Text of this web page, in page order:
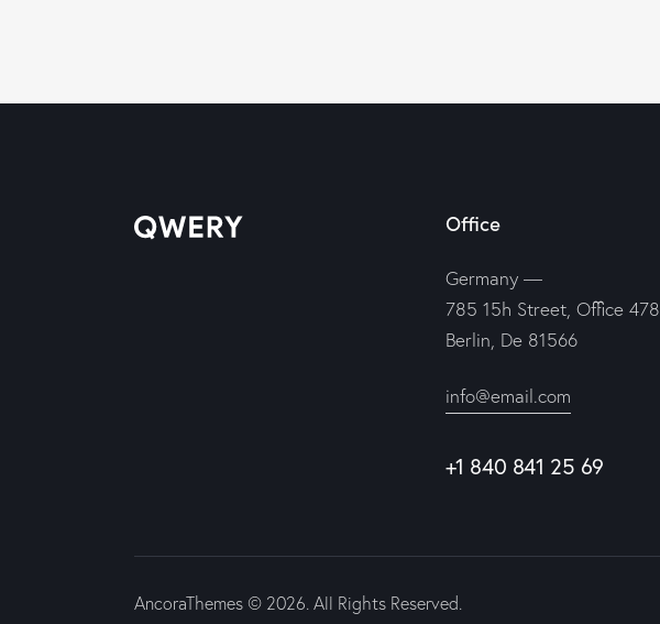
Office
Germany —
785 15h Street, Office 478
Berlin, De 81566
info@email.com
+1 840 841 25 69
AncoraThemes © 2026. All Rights Reserved.